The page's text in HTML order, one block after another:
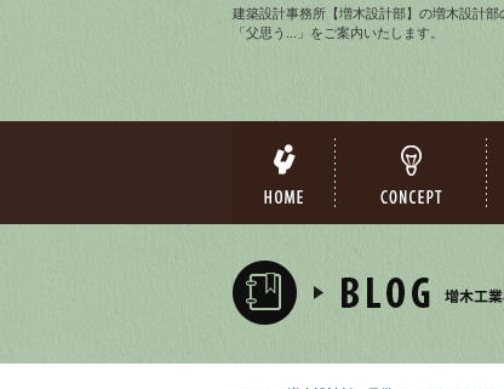
建築設計事務所【増木設計部】の増木設計部
「父思う...」をご案内いたします。